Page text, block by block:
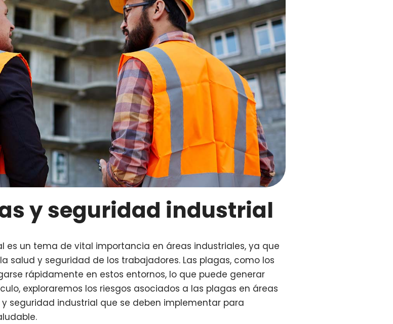
y seguridad industrial
es un tema de vital importancia en áreas industriales, ya que
salud y seguridad de los trabajadores. Las plagas, como los
rápidamente en estos entornos, lo que puede generar
exploraremos los riesgos asociados a las plagas en áreas
seguridad industrial que se deben implementar para